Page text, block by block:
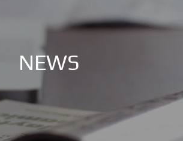
NEWS